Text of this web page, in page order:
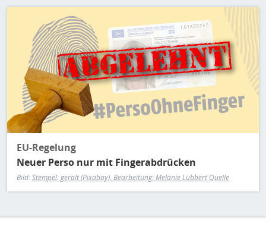
Bild
EU-Regelung
Neuer Perso nur mit Fingerabdrücken
Bild:Stempel: geralt (Pixabay), Bearbeitung: Melanie Lübbert Quelle